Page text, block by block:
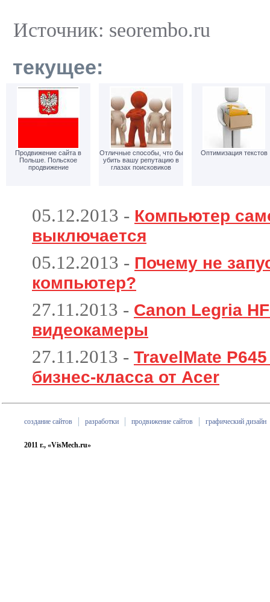
Источник: seorembo.ru
текущее:
Продвижение сайта в
Польше. Польское
продвижение
Отличные способы, что бы
убить вашу репутацию в
глазах поисковиков
Оптимизация текстов
05.12.2013 - Компьютер
выключается
05.12.2013 - Почему не
компьютер?
27.11.2013 - Canon Legria
видеокамеры
27.11.2013 - TravelMate
бизнес-класса от Acer
создание сайтов разработки продвижение сайтов графический дизайн
2011 г., «VisMech.ru»